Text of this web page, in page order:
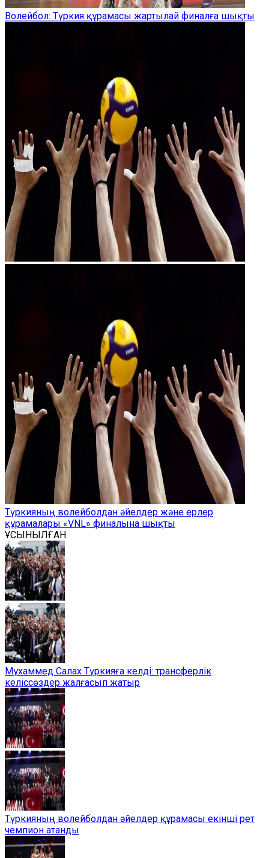
Волейбол: Түркия құрамасы жартылай финалға шықты
Түркияның волейболдан әйелдер және ерлер
құрамалары «VNL» финалына шықты
ҰСЫНЫЛҒАН
Мұхаммед Салах Түркияға келді: трансферлік
келіссөздер жалғасып жатыр
Түркияның волейболдан әйелдер құрамасы екінші рет
чемпион атанды